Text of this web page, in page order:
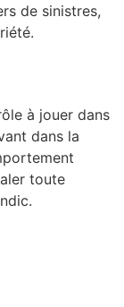
de sinistres,
à jouer dans
dans la
toute